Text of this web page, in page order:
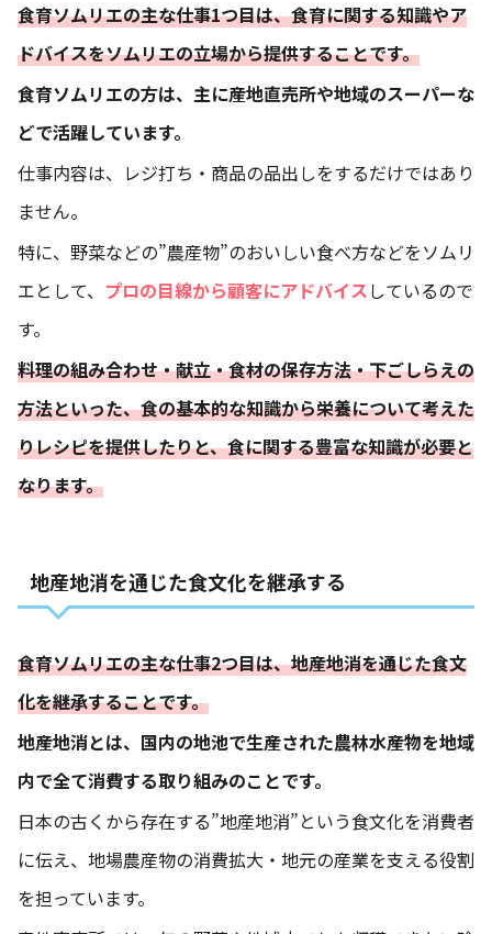
食育ソムリエの主な仕事1つ目は、食育に関する知識やア
ドバイスをソムリエの立場から提供することです。
食育ソムリエの方は、主に産地直売所や地域のスーパーな
どで活躍しています。
仕事内容は、レジ打ち・商品の品出しをするだけではあり
ません。
特に、野菜などの”農産物”のおいしい食べ方などをソムリ
エとして、 プロの目線から顧客にアドバイスしているので
す。
料理の組み合わせ・献立・食材の保存方法・下ごしらえの
方法といった、食の基本的な知識から栄養について考えた
りレシピを提供したりと、食に関する豊富な知識が必要と
なります。
地産地消を通じた食文化を継承する
食育ソムリエの主な仕事2つ目は、地産地消を通じた食文
化を継承することです。
地産地消とは、国内の地池で生産された農林水産物を地域
内で全て消費する取り組みのことです。
日本の古くから存在する”地産地消”という食文化を消費者
に伝え、地場農産物の消費拡大・地元の産業を支える役割
を担っています。